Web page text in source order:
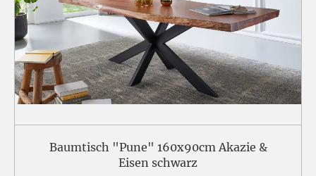
Baumtisch "Pune" 160x90cm Akazie &
Eisen schwarz